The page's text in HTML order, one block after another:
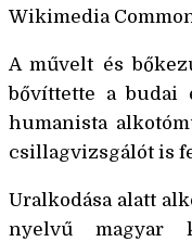
Wikimedia
A művelt és
bővíttette a budai
humanista
csillagvizsgálót is
Uralkodása alatt
nyelvű magyar